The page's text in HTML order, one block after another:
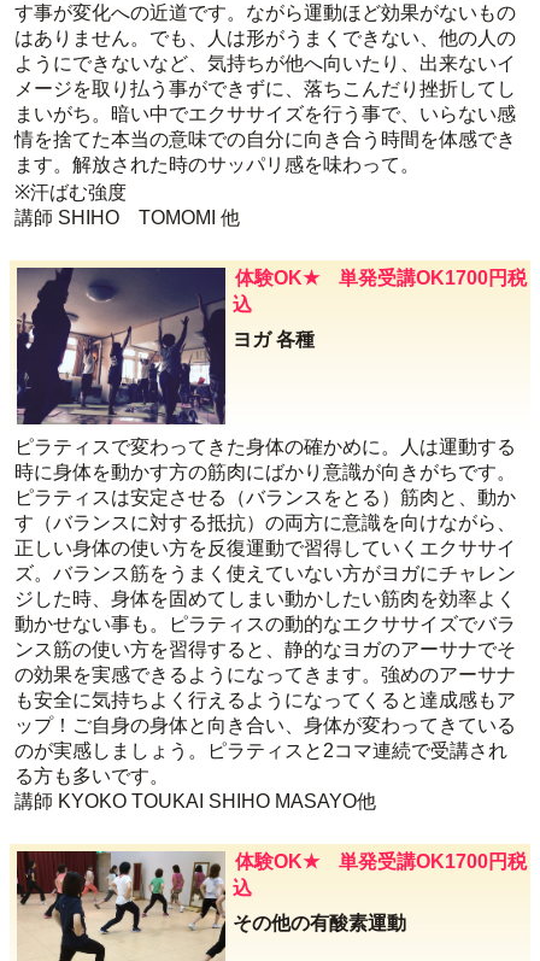
す事が変化への近道です。ながら運動ほど効果がないもの
はありません。でも、人は形がうまくできない、他の人の
ようにできないなど、気持ちが他へ向いたり、出来ないイ
メージを取り払う事ができずに、落ちこんだり挫折してし
まいがち。暗い中でエクササイズを行う事で、いらない感
情を捨てた本当の意味での自分に向き合う時間を体感でき
ます。解放された時のサッパリ感を味わって。
※汗ばむ強度
講師 SHIHO TOMOMI 他
体験OK★ 単発受講OK1700円税
込
ヨガ 各種
ピラティスで変わってきた身体の確かめに。人は運動する
時に身体を動かす方の筋肉にばかり意識が向きがちです。
ピラティスは安定させる（バランスをとる）筋肉と、動か
す（バランスに対する抵抗）の両方に意識を向けながら、
正しい身体の使い方を反復運動で習得していくエクササイ
ズ。バランス筋をうまく使えていない方がヨガにチャレン
ジした時、身体を固めてしまい動かしたい筋肉を効率よく
動かせない事も。ピラティスの動的なエクササイズでバラ
ンス筋の使い方を習得すると、静的なヨガのアーサナでそ
の効果を実感できるようになってきます。強めのアーサナ
も安全に気持ちよく行えるようになってくると達成感もア
ップ！ご自身の身体と向き合い、身体が変わってきている
のが実感しましょう。ピラティスと2コマ連続で受講され
る方も多いです。
講師 KYOKO TOUKAI SHIHO MASAYO他
体験OK★ 単発受講OK1700円税
込
その他の有酸素運動